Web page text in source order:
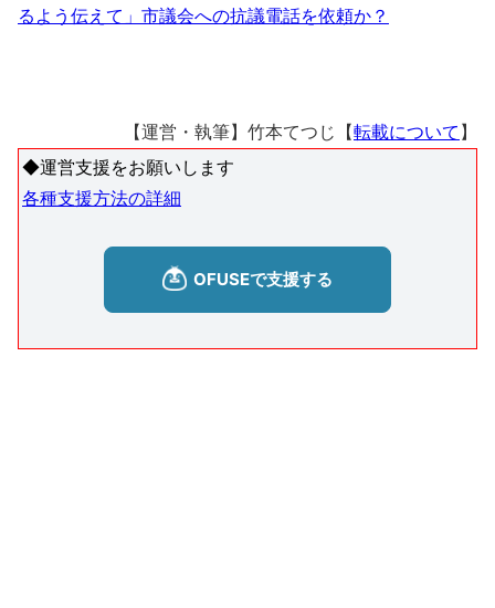
るよう伝えて」市議会への抗議電話を依頼か？
【運営・執筆】竹本てつじ【転載について 】
◆運営支援をお願いします
各種支援方法の詳細